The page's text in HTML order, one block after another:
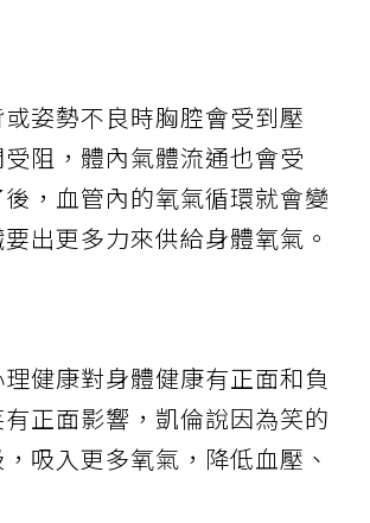
姿勢不良時胸腔會受到壓
阻，體內氣體流通也會受
，血管內的氧氣循環就會變
出更多力來供給身體氧氣。
健康對身體健康有正面和負
正面影響，凱倫說因為笑的
吸入更多氧氣，降低血壓、